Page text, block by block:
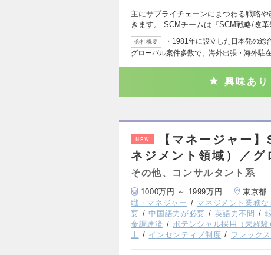
主にサプライチェーンにまつわる戦略
きます。 SCMチームは『SCM戦略/改
会社概要
・1981年に設立した日本発の総
グローバル案件多数で、海外出張・海外駐
興味あり
NEW
【マネージャー
ネジメント領域）／グ
その他、コンサルタント系
1000万円 ～ 1999万円 東京都
職・マネジャー
マネジメント業務な
要
中国語力が必要 英語力不問
金調達済
ポテンシャル採用（未経験
上
インセンティブ制度 フレック